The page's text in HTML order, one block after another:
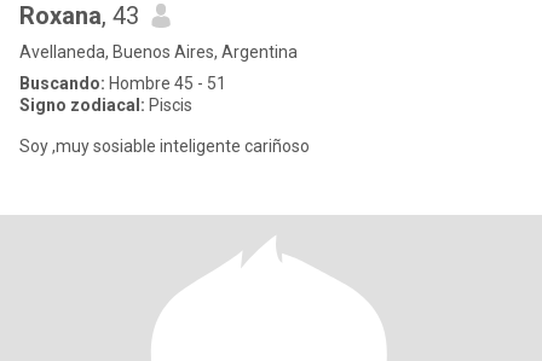
Roxana, 43
Avellaneda, Buenos Aires, Argentina
Buscando: Hombre 45 - 51
Signo zodiacal: Piscis
Soy ,muy sosiable inteligente cariñoso